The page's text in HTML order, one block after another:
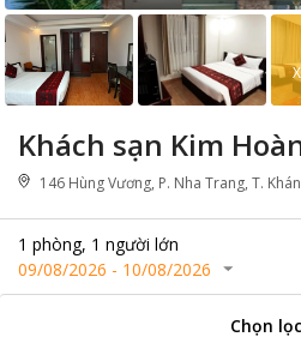
Khách sạn Kim
146 Hùng Vương, P. Nha Trang, T.
1 phòng, 1 người lớn
09/08/2026 - 10/08/2026
Chọn lọc